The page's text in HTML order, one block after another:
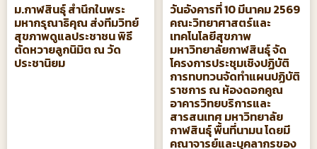
ม.กาฬสินธุ์ สำนึกในพระ
มหากรุณาธิคุณ ส่งทีมวิทย์
สุขภาพดูแลประชาชน พิธี
ตัดหวายลูกนิมิต ณ วัด
ประชานิยม
วันอังคารที่ 10 มีนาคม 2569
คณะวิทยาศาสตร์และ
เทคโนโลยีสุขภาพ
มหาวิทยาลัยกาฬสินธุ์ จัด
โครงการประชุมเชิงปฏิบัติ
การทบทวนจัดทําแผนปฏิบัติ
ราชการ ณ ห้องดอกคูณ
อาคารวิทยบริการและ
สารสนเทศ มหาวิทยาลัย
กาฬสินธุ์ พื้นที่นามน โดยมี
คณาจารย์และบุคลากรของ